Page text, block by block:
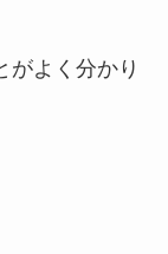
がよく分かり